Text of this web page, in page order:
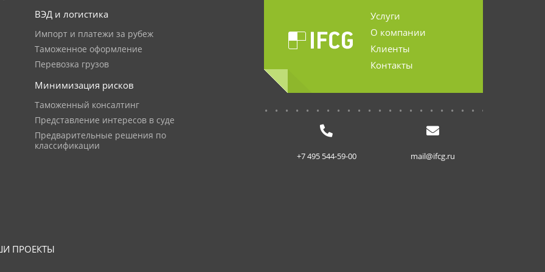
ВЭД и логистика
Импорт и платежи за рубеж
Таможенное оформление
Перевозка грузов
Минимизация рисков
Таможенный консалтинг
Представление интересов в суде
Предварительные решения по
классификации
ПРОЕКТЫ
Услуги
О компании
Клиенты
Контакты
+7 495 544-59-00 mail@ifcg.ru